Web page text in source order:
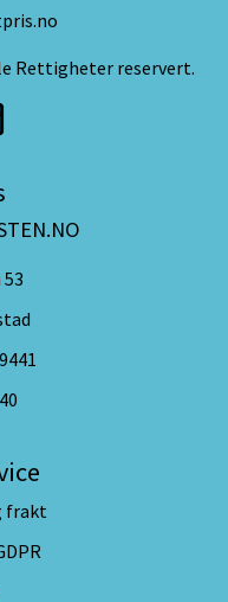
Rettigheter reservert.
frakt